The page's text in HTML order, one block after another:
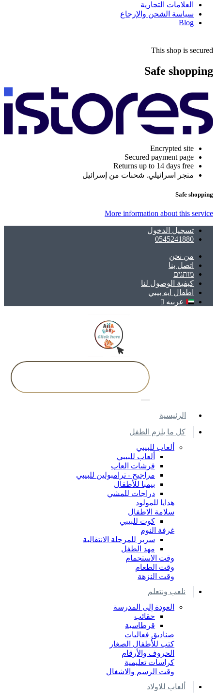
العلامات التجارية
سياسة الشحن والإرجاع
Blog
This shop is secured
Safe shopping
Encrypted site
Secured payment page
Returns up to 14 days free
متجر اسرائيلي. شحنات من إسرائيل
Safe shopping
More information about this service
تسجيل الدخول
0545241880
ﻣﻦ ﻧﺤﻦ
اتصل بنا
מותגים
كيفية الوصول لنا
اطفال ايه بيبي
عربيه
اﻟﺮﺋﻴﺴﻴﺔ
كل ما يلزم الطفل
ألعاب للبيبي
ألعاب للبيبي
فرشات العاب
مراجيح - ترامبولين للبيبي
بيمبا للأطفال
دراجات للمشي
هدايا للمولود
سلامة الاطفال
كوت للبيبي
غرفة النوم
سرير للمرحلة الانتقالية
مهد الطفل
وقت الاستحمام
وقت الطعام
وقت النزهة
نلعب ونتعلم
العودة إلى المدرسة
حقائب
قرطاسية
صناديق فعاليات
كتب للأطفال الصغار
الحروف والأرقام
كراسات تعليمية
وقت الرسم والاشغال
ألعاب للاولاد